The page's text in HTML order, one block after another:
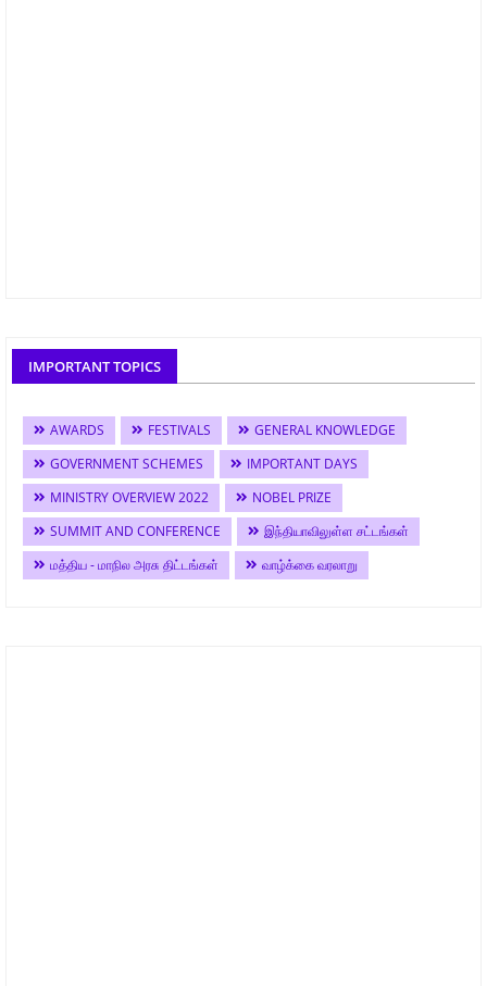
IMPORTANT TOPICS
AWARDS FESTIVALS
GENERAL KNOWLEDGE
GOVERNMENT SCHEMES
IMPORTANT DAYS
MINISTRY OVERVIEW 2022
NOBEL PRIZE
SUMMIT AND CONFERENCE
இந்தியாவிலுள்ள சட்டங்கள்
மத்திய - மாநில அரசு திட்டங்கள்
வாழ்க்கை வரலாறு